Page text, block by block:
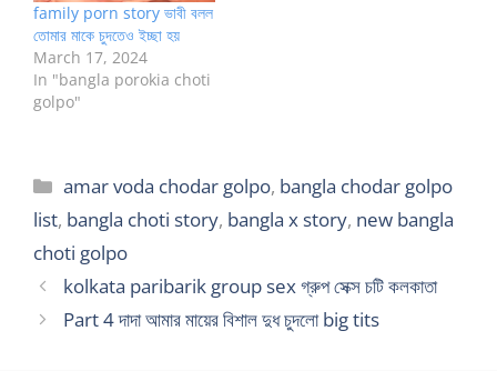
family porn story ভাবী বলল
তোমার মাকে চুদতেও ইচ্ছা হয়
March 17, 2024
In "bangla porokia choti
golpo"
Categories
amar voda chodar golpo, bangla chodar golpo
list, bangla choti story, bangla x story, new bangla
choti golpo
kolkata paribarik group sex গ্রুপ সেক্স চটি কলকাতা
Part 4 দাদা আমার মায়ের বিশাল দুধ চুদলো big tits